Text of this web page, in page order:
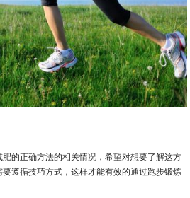
的正确方法的相关情况，希望对想要了解这方
遵循技巧方式，这样才能有效的通过跑步锻炼